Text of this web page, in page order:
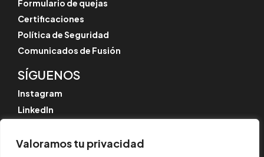
Valoramos tu privacidad
Formulario de quejas
Certificaciones
Política de Seguridad
Comunicados de Fusión
SÍGUENOS
Instagram
LinkedIn